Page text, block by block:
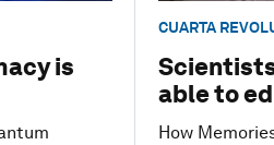
is
CUARTA
able to
How